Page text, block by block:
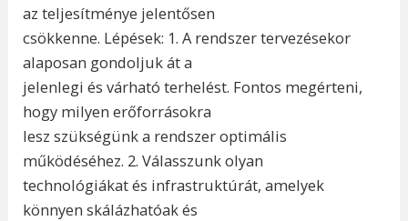
az teljesítménye jelentősen
csökkenne. Lépések: 1. A rendszer tervezésekor
alaposan gondoljuk át a
jelenlegi és várható terhelést. Fontos megérteni,
hogy milyen erőforrásokra
lesz szükségünk a rendszer optimális
működéséhez. 2. Válasszunk olyan
technológiákat és infrastruktúrát, amelyek
könnyen skálázhatóak és